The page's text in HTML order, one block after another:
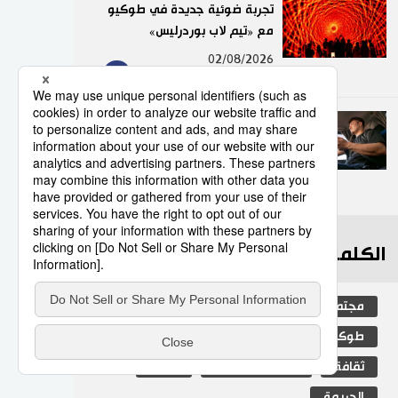
9
تجربة ضوئية جديدة في طوكيو
مع «تيم لاب بوردرليس»
02/08/2026
10
عدد قياسي لحوادث المرور
الناجمة عن استخدام الهواتف
الذكية في اليابان
10/07/2026
الكلمات الأكثر بحثا
مجتمع التعليم الياباني الجنس
طوكيو جيجي برس
ثقافة